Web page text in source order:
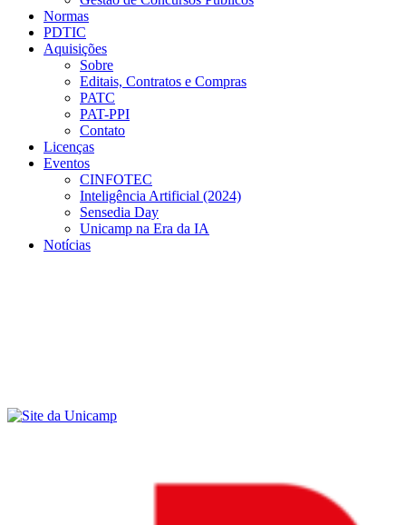
Normas
PDTIC
Aquisições
Sobre
Editais, Contratos e Compras
PATC
PAT-PPI
Contato
Licenças
Eventos
CINFOTEC
Inteligência Artificial (2024)
Sensedia Day
Unicamp na Era da IA
Notícias